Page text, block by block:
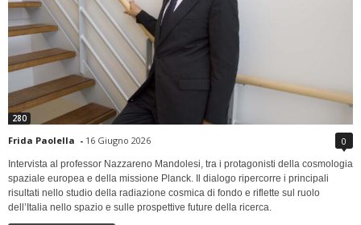
280
Frida Paolella - 16 Giugno 2026 0
Intervista al professor Nazzareno Mandolesi, tra i protagonisti della cosmologia
spaziale europea e della missione Planck. Il dialogo ripercorre i principali
risultati nello studio della radiazione cosmica di fondo e riflette sul ruolo
dell’Italia nello spazio e sulle prospettive future della ricerca.